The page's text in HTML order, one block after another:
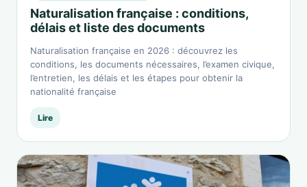
Naturalisation française : conditions,
délais et liste des documents
Naturalisation française en 2026 : découvrez les
conditions, les documents nécessaires, l’examen civique,
l’entretien, les délais et les étapes pour obtenir la
nationalité française
Lire